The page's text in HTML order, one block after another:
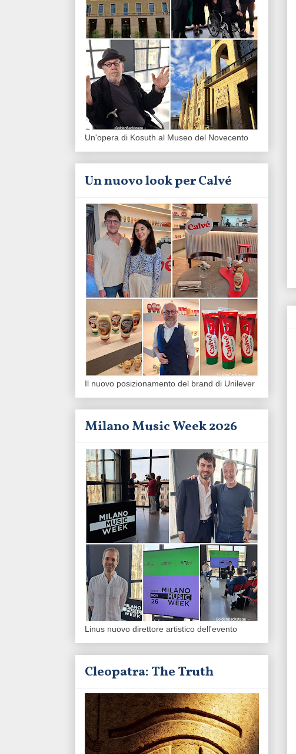
Un'opera di Kosuth al Museo del Novecento
Un nuovo look per Calvé
Il nuovo posizionamento del brand di Unilever
Milano Music Week 2026
Linus nuovo direttore artistico dell'evento
Cleopatra: The Truth